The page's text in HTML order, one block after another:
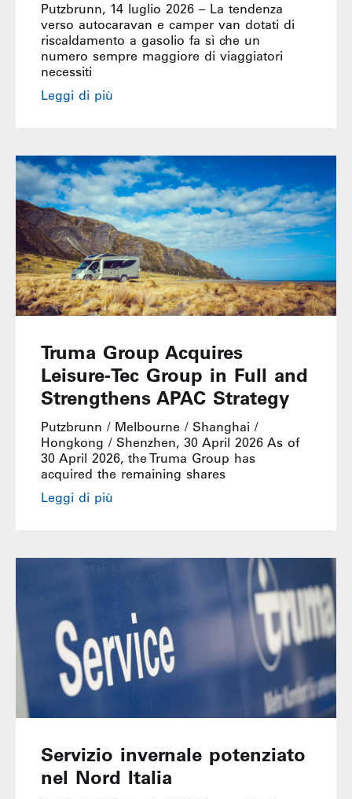
Putzbrunn, 14 luglio 2026 – La tendenza
verso autocaravan e camper van dotati di
riscaldamento a gasolio fa sì che un
numero sempre maggiore di viaggiatori
necessiti
Leggi di più
Truma Group Acquires
Leisure‑Tec Group in Full and
Strengthens APAC Strategy
Putzbrunn / Melbourne / Shanghai /
Hongkong / Shenzhen, 30 April 2026 As of
30 April 2026, the Truma Group has
acquired the remaining shares
Leggi di più
Servizio invernale potenziato
nel Nord Italia